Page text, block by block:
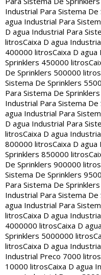
Industrial Para Sistema
agua Industrial Para
D agua Industrial Para
litrosCaixa D agua
400000 litrosCaixa D
Sprinklers 450000 litros
De Sprinklers 500000 litros
Sistema De Sprinklers
Para Sistema De
Industrial Para Sistema
agua Industrial Para
D agua Industrial Para
litrosCaixa D agua
800000 litrosCaixa D
Sprinklers 850000 litros
De Sprinklers 900000 litros
Sistema De Sprinklers
Para Sistema De
Industrial Para Sistema
agua Industrial Para
litrosCaixa D agua
4000000 litrosCaixa D
Sprinklers 5000000 litros
litrosCaixa D agua
Industrial Preco 7000 litros
10000 litrosCaixa D agua